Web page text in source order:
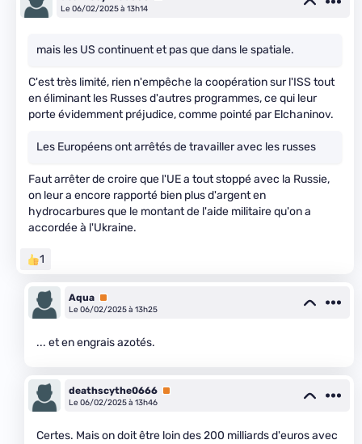
Le 06/02/2025 à 13h14
mais les US continuent et pas que dans le spatiale.
C'est très limité, rien n'empêche la coopération sur l'ISS tout
en éliminant les Russes d'autres programmes, ce qui leur
porte évidemment préjudice, comme pointé par Elchaninov.
Les Européens ont arrêtés de travailler avec les russes
Faut arrêter de croire que l'UE a tout stoppé avec la Russie,
on leur a encore rapporté bien plus d'argent en
hydrocarbures que le montant de l'aide militaire qu'on a
accordée à l'Ukraine.
1
Aqua Premium
Le 06/02/2025 à 13h25
... et en engrais azotés.
deathscythe0666 Premium
Le 06/02/2025 à 13h46
Certes. Mais on doit être loin des 200 milliards d'euros avec